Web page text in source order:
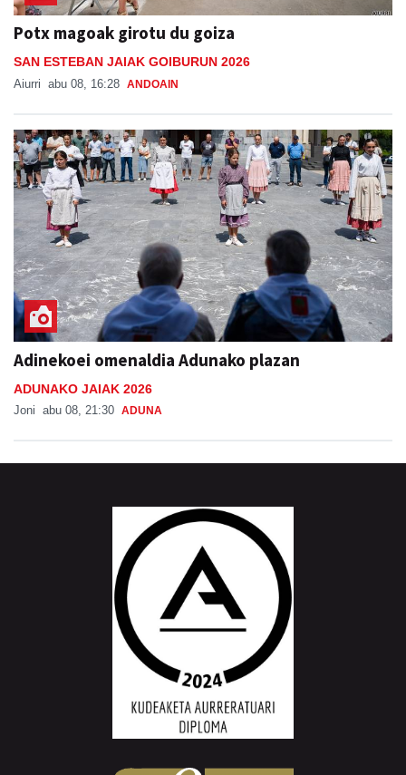
Potx magoak girotu du goiza
SAN ESTEBAN JAIAK GOIBURUN 2026
Aiurri abu 08, 16:28 ANDOAIN
Adinekoei omenaldia Adunako plazan
ADUNAKO JAIAK 2026
Joni abu 08, 21:30 ADUNA